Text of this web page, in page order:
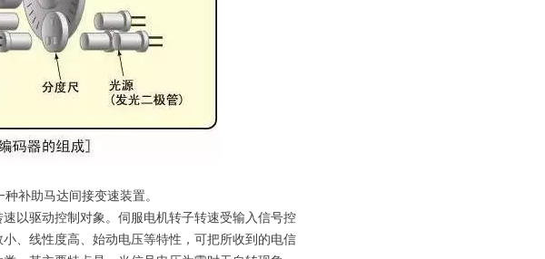
补助马达间接变速装置。
以驱动控制对象。伺服电机转子转速受输入信号控
、线性度高、始动电压等特性，可把所收到的电信